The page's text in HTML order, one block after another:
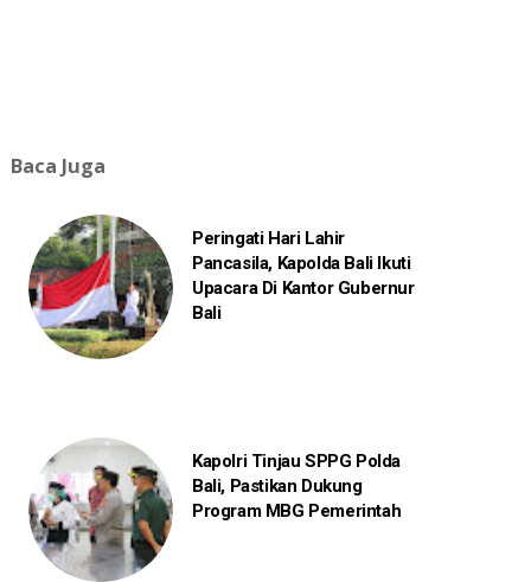
Baca Juga
Peringati Hari Lahir
Pancasila, Kapolda Bali Ikuti
Upacara Di Kantor Gubernur
Bali
Kapolri Tinjau SPPG Polda
Bali, Pastikan Dukung
Program MBG Pemerintah